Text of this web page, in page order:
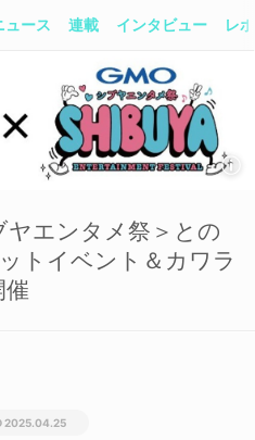
ュース 連載 インタビュー レ
ヤエンタメ祭＞との
トイベント＆カワラ
催
2025.04.25